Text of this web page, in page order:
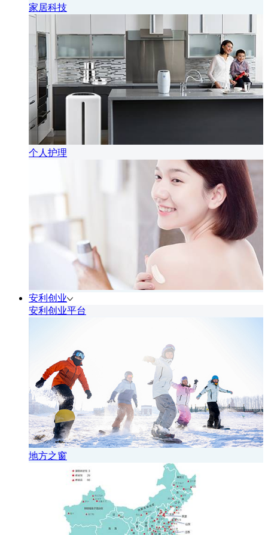
家居科技
个人护理
安利创业
安利创业平台
地方之窗